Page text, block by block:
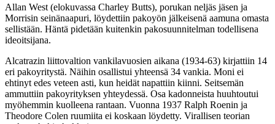
Allan West (elokuvassa Charley Butts), porukan neljäs jäsen ja
Morrisin seinänaapuri, löydettiin pakoyön jälkeisenä aamuna omasta
sellistään. Häntä pidetään kuitenkin pakosuunnitelman todellisena
ideoitsijana.
Alcatrazin liittovaltion vankilavuosien aikana (1934-63) kirjattiin 14
eri pakoyritystä. Näihin osallistui yhteensä 34 vankia. Moni ei
ehtinyt edes veteen asti, kun heidät napattiin kiinni. Seitsemän
ammuttiin pakoyrityksen yhteydessä. Osa kadonneista huuhtoutui
myöhemmin kuolleena rantaan. Vuonna 1937 Ralph Roenin ja
Theodore Colen ruumiita ei koskaan löydetty. Virallisen teorian